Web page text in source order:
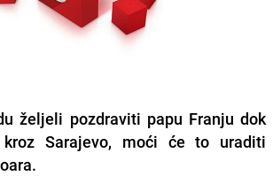
željeli pozdraviti papu Franju dok
Sarajevo, moći će to uraditi
.